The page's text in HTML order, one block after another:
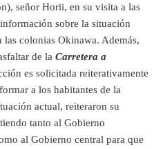
señor Horii, en su visita a las
sobre la situación
colonias Okinawa. Además,
de la Carretera a
es solicitada reiterativamente
a los habitantes de la
actual, reiteraron su
tanto al Gobierno
al Gobierno central para que